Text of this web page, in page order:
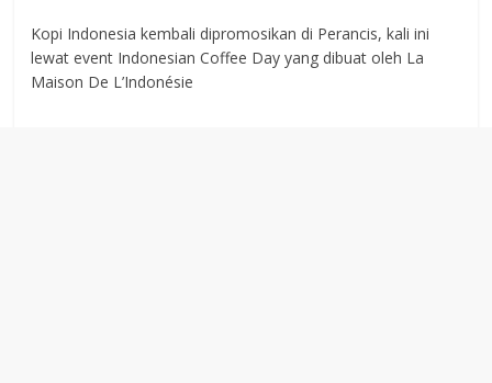
Kopi Indonesia kembali dipromosikan di Perancis, kali ini
lewat event Indonesian Coffee Day yang dibuat oleh La
Maison De L’Indonésie